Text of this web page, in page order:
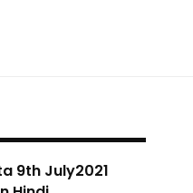
9th July2021